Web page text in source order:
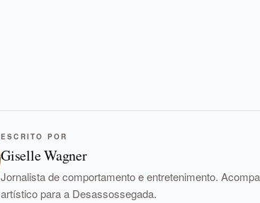
ESCRITO POR
Giselle Wagner
Jornalista de comportamento e entretenimento.
artístico para a Desassossegada.